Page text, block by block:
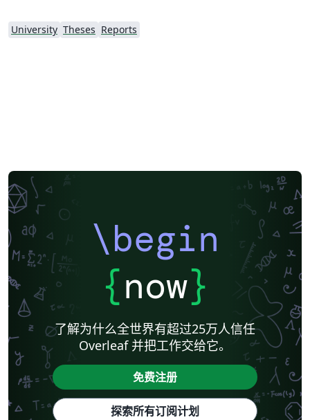
University Theses Reports
\begin
{now}
了解为什么全世界有超过25万人信任
Overleaf 并把工作交给它。
免费注册
探索所有订阅计划